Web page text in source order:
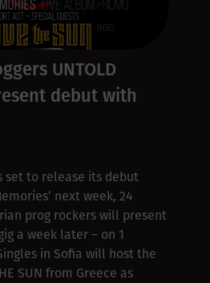
UNTOLD
debut with
set to release its debut
next week, 24
prog rockers will present
a week later – on 1
in Sofia will host the
SUN from Greece as